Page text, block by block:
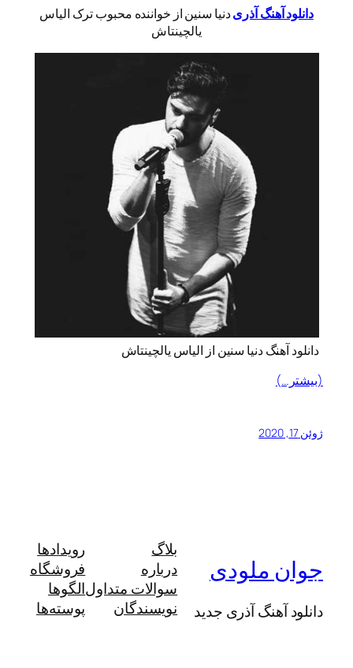
دانلود آهنگ آذریدنیا سنین از خواننده محبوب ترک الیاس
یالچینتاش
دانلود آهنگ دنیا سنین از الیاس یالچینتاش
(بیشتر…)
ژوئن 17, 2020
جوان ملودی
دانلود آهنگ آذری جدید
بلاگ
درباره
سوالات متداول
نویسندگان
رویدادها
فروشگاه
الگوها
پوسته‌ها